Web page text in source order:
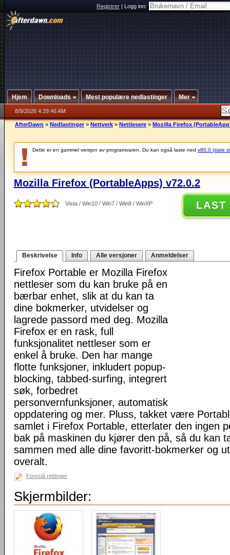
Registrer|Logg inn:
Hjem Downloads Mest populære nedlastinger Mer
8/9/2026 4:29:46 AM
AfterDawn > Nedlastinger > Nettverk > Nettlesere > Mozilla Firefox
Dette er en gammel versjon av programvaren. Du kan også laste ned v80.0 (siste
Mozilla Firefox (PortableApps) v72.0.2
Vista / Win10 / Win7 / Win8 / WinXP LAST
Beskrivelse Info Alle versjoner Anmeldelser
Firefox Portable er Mozilla Firefox
nettleser som du kan bruke på en
bærbar enhet, slik at du kan ta
dine bokmerker, utvidelser og
lagrede passord med deg. Mozilla
Firefox er en rask, full
funksjonalitet nettleser som er
enkel å bruke. Den har mange
flotte funksjoner, inkludert popup-
blocking, tabbed-surfing, integrert
søk, forbedret
personvernfunksjoner, automatisk
oppdatering og mer. Pluss, takket være
samlet i Firefox Portable, etterlater den ingen
bak på maskinen du kjører den på, så du kan
sammen med alle dine favoritt-bokmerker og
overalt.
Foreslå rettinger
Skjermbilder: